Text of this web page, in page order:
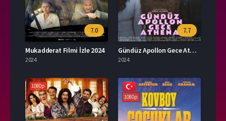
7.0
Mukadderat Filmi İzle 2024
2024
7.7
Gündüz Apollon Gece Athena İzle
2024
1080p
1080p